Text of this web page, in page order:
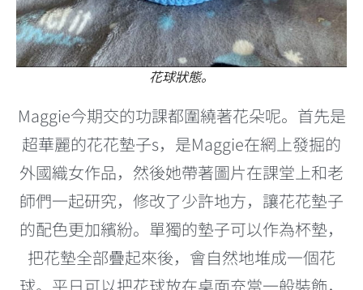
花球狀態。
Maggie今期交的功課都圍繞著花朵呢。首先是
超華麗的花花墊子s，是Maggie在網上發掘的
外國織女作品，然後她帶著圖片在課堂上和老
師們一起研究，修改了少許地方，讓花花墊子
的配色更加繽紛。單獨的墊子可以作為杯墊，
把花墊全部疊起來後，會自然地堆成一個花